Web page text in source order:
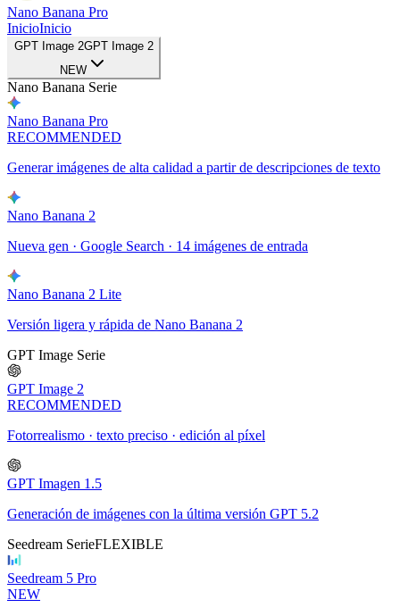
Nano Banana Pro
InicioInicio
GPT Image 2GPT Image 2
NEW
Nano Banana Serie
Nano Banana Pro
RECOMMENDED
Generar imágenes de alta calidad a partir de descripciones de texto
Nano Banana 2
Nueva gen · Google Search · 14 imágenes de entrada
Nano Banana 2 Lite
Versión ligera y rápida de Nano Banana 2
GPT Image Serie
GPT Image 2
RECOMMENDED
Fotorrealismo · texto preciso · edición al píxel
GPT Imagen 1.5
Generación de imágenes con la última versión GPT 5.2
Seedream SerieFLEXIBLE
Seedream 5 Pro
NEW